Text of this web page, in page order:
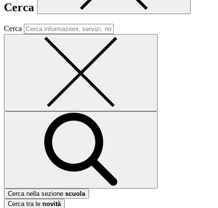
Cerca
Cerca
Cerca nella sezione scuola
Cerca tra le novità